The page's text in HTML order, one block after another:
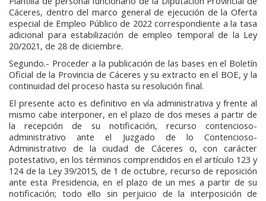
Cáceres, dentro del marco general de ejecución de la Oferta
especial de Empleo Público de 2022 correspondiente a la tasa
adicional para estabilización de empleo temporal de la Ley
20/2021, de 28 de diciembre.
Segundo.- Proceder a la publicación de las bases en el Boletín
Oficial de la Provincia de Cáceres y su extracto en el BOE, y la
continuidad del proceso hasta su resolución final.
El presente acto es definitivo en vía administrativa y frente al
mismo cabe interponer, en el plazo de dos meses a partir de
la recepción de su notificación, recurso contencioso-
administrativo ante el Juzgado de lo Contencioso-
Administrativo de la ciudad de Cáceres o, con carácter
potestativo, en los términos comprendidos en el artículo 123 y
124 de la Ley 39/2015, de 1 de octubre, recurso de reposición
ante esta Presidencia, en el plazo de un mes a partir de su
notificación; todo ello sin perjuicio de la interposición de